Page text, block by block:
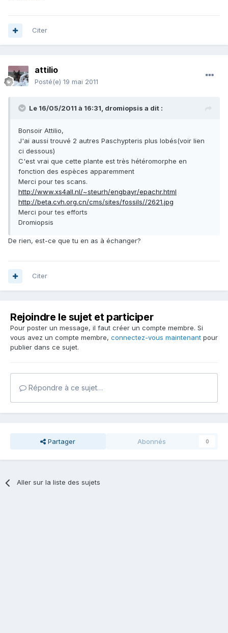
Citer
attilio
Posté(e) 19 mai 2011
Le 16/05/2011 à 16:31, dromiopsis a dit :
Bonsoir Attilio,
J'ai aussi trouvé 2 autres Paschypteris plus lobés(voir lien
ci dessous)
C'est vrai que cette plante est très hétéromorphe en
fonction des espèces apparemment
Merci pour tes scans.
http://www.xs4all.nl/~steurh/engbayr/epachr.html
http://beta.cvh.org.cn/cms/sites/fossils//2621.jpg
Merci pour tes efforts
Dromiopsis
De rien, est-ce que tu en as à échanger?
Citer
Rejoindre le sujet et participer
Pour poster un message, il faut créer un compte membre. Si
vous avez un compte membre, connectez-vous maintenant pour
publier dans ce sujet.
Répondre à ce sujet…
Partager Abonnés 0
Aller sur la liste des sujets